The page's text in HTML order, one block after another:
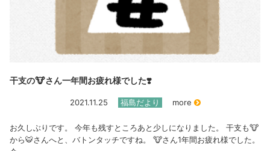
干支の🐮さん一年間お疲れ様でした❣️
2021.11.25 福島だより more
お久しぶりです。 今年も残すところあと少しになりました。 干支も🐮
から🐯さんへと、バトンタッチですね。 🐮さん1年間お疲れ様でした。